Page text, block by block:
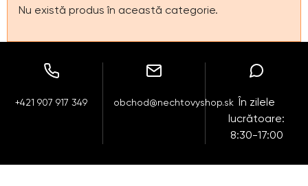
Nu există produs în această categorie.
+421 907 917 349 obchod@nechtovyshop.sk
În zilele
lucrătoare:
8:30-17:00